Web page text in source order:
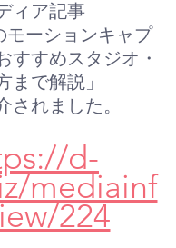
ィア記事
すすめスタジオ・
まで解説」
されました。
d-
mediainf
224